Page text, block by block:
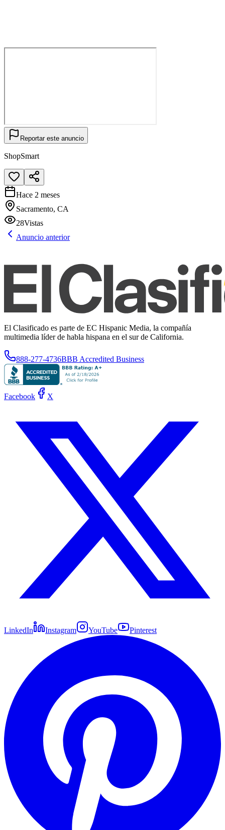
Reportar este anuncio
ShopSmart
Hace 2 meses
Sacramento, CA
28Vistas
Anuncio anterior
El Clasificado es parte de EC Hispanic Media, la compañía
multimedia líder de habla hispana en el sur de California.
888-277-4736BBB Accredited Business
Facebook X
LinkedIn Instagram YouTube Pinterest